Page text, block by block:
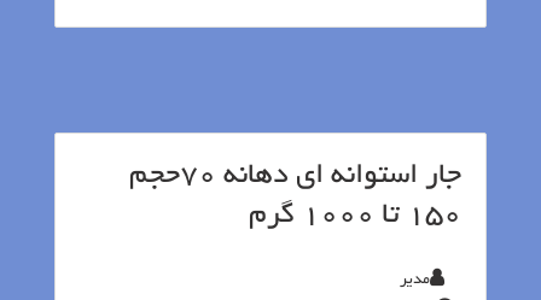
جار استوانه ای دهانه 70حجم
150 تا 1000 گرم
مدیر